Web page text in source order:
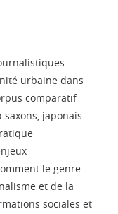
urbaine dans
comparatif
japonais
le genre
et de la
sociales et